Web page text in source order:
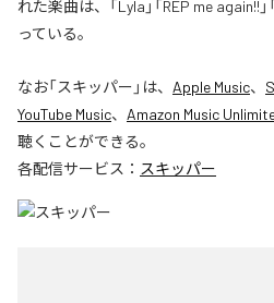
れた楽曲は、「Lyla」「REP me again!!
っている。
なお「スキッパー 」は、 Apple Music、
YouTube Music、 Amazon Music
聴くことができる。
各配信サービス： スキッパー